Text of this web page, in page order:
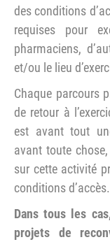
des conditions
requises pour
pharmaciens,
et/ou le lieu
Chaque parcours
de retour à
est avant tout
avant toute
sur cette activité
conditions d’accès.
Dans tous les
projets de